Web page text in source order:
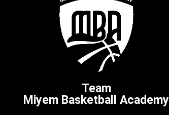
Team
Miyem Basketball Academy